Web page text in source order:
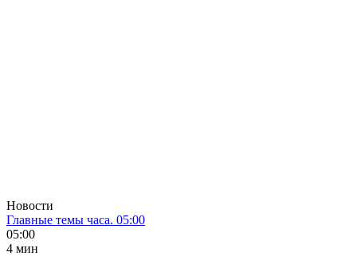
Новости
Главные темы часа. 05:00
05:00
4 мин